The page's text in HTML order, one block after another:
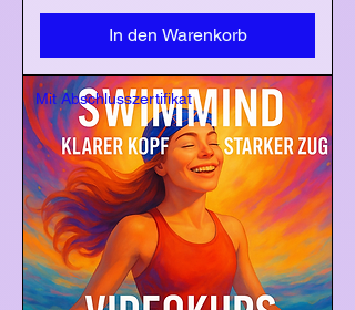
In den Warenkorb
Mit Abschlusszertifikat